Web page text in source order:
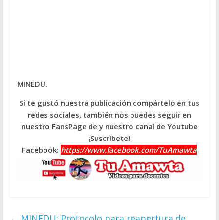
MINEDU.
Si te gustó nuestra publicación compártelo en tus
redes sociales, también nos puedes seguir en
nuestro FansPage de y nuestro canal de Youtube
¡Suscríbete!
Facebook: https://www.facebook.com/TuAmawta